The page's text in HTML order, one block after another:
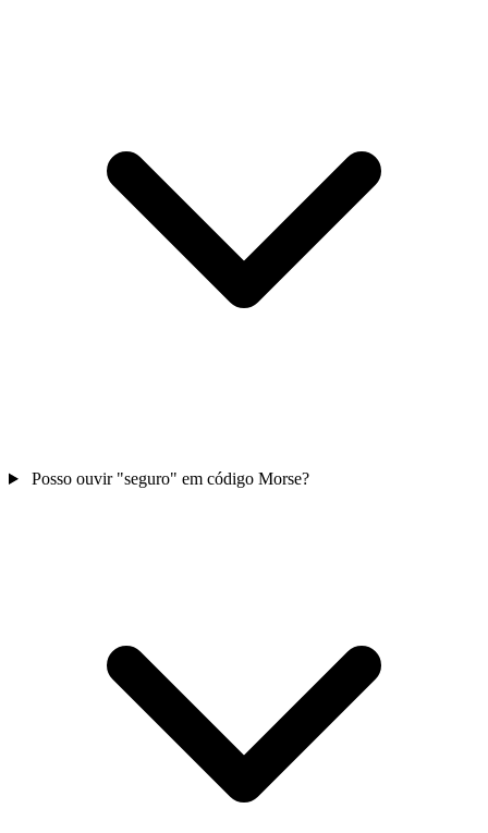
Posso ouvir "seguro" em código Morse?